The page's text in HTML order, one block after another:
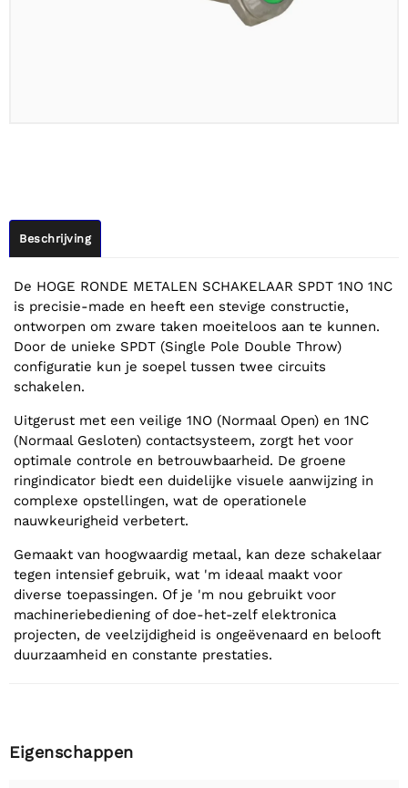
Beschrijving
De HOGE RONDE METALEN SCHAKELAAR SPDT 1NO 1NC
is precisie-made en heeft een stevige constructie,
ontworpen om zware taken moeiteloos aan te kunnen.
Door de unieke SPDT (Single Pole Double Throw)
configuratie kun je soepel tussen twee circuits
schakelen.
Uitgerust met een veilige 1NO (Normaal Open) en 1NC
(Normaal Gesloten) contactsysteem, zorgt het voor
optimale controle en betrouwbaarheid. De groene
ringindicator biedt een duidelijke visuele aanwijzing in
complexe opstellingen, wat de operationele
nauwkeurigheid verbetert.
Gemaakt van hoogwaardig metaal, kan deze schakelaar
tegen intensief gebruik, wat 'm ideaal maakt voor
diverse toepassingen. Of je 'm nou gebruikt voor
machineriebediening of doe-het-zelf elektronica
projecten, de veelzijdigheid is ongeëvenaard en belooft
duurzaamheid en constante prestaties.
Eigenschappen